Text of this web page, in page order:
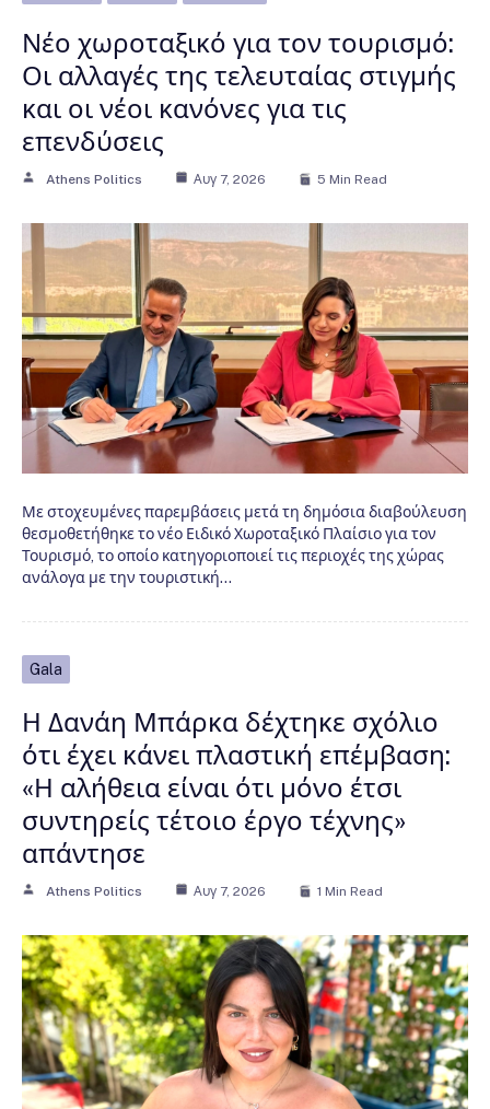
Νέο χωροταξικό για τον τουρισμό:
Οι αλλαγές της τελευταίας στιγμής
και οι νέοι κανόνες για τις
επενδύσεις
Athens Politics Αυγ 7, 2026 5 Min Read
Με στοχευμένες παρεμβάσεις μετά τη δημόσια διαβούλευση
θεσμοθετήθηκε το νέο Ειδικό Χωροταξικό Πλαίσιο για τον
Τουρισμό, το οποίο κατηγοριοποιεί τις περιοχές της χώρας
ανάλογα με την τουριστική…
Gala
Η Δανάη Μπάρκα δέχτηκε σχόλιο
ότι έχει κάνει πλαστική επέμβαση:
«Η αλήθεια είναι ότι μόνο έτσι
συντηρείς τέτοιο έργο τέχνης»
απάντησε
Athens Politics Αυγ 7, 2026 1 Min Read